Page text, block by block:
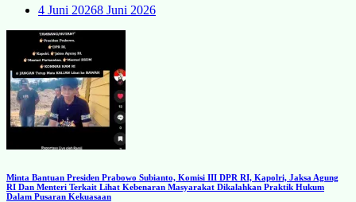
4 Juni 20268 Juni 2026
Minta Bantuan Presiden Prabowo Subianto, Komisi III DPR RI, Kapolri, Jaksa Agung
RI Dan Menteri Terkait Lihat Kebenaran Masyarakat Dikalahkan Praktik Hukum
Dalam Pusaran Kekuasaan